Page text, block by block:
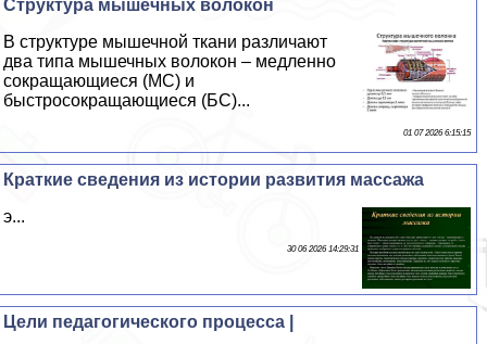
Структура мышечных волокон
В структуре мышечной ткани различают
два типа мышечных волокон – медленно
сокращающиеся (МС) и
быстросокращающиеся (БС)...
01 07 2026 6:15:15
Краткие сведения из истории развития массажа
э...
30 06 2026 14:29:31
Цели педагогического процесса |